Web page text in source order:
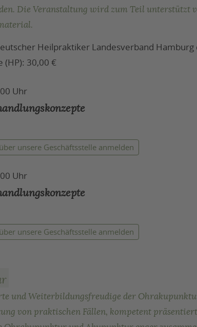
Die Veranstaltung wird zum Teil
Heilpraktiker Landesverband Hamburg
(HP): 30,00 €
Uhr
unsere Geschäftsstelle anmelden
Uhr
unsere Geschäftsstelle anmelden
und Weiterbildungsfreudige der
von praktischen Fällen, kompetent